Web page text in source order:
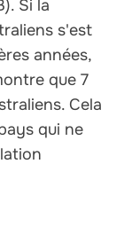
Si la
s'est
années,
que 7
Cela
qui ne